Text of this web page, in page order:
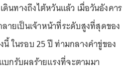
นทางถึงไต้หวันแล้ว เมื่อวันอังคาร
ายเป็นเจ้าหน้าที่ระดับสูงที่สุดของ
ในรอบ 25 ปี ท่ามกลางคำขู่ของ
บกรับผลร้ายแรงที่จะตามมา